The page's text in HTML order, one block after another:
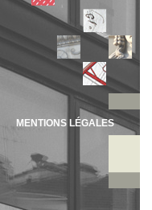
MENTIONS LÉGALES